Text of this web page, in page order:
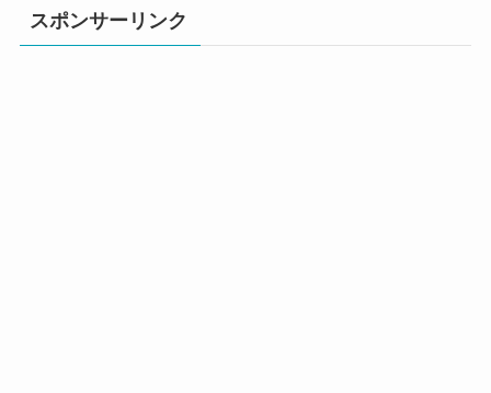
スポンサーリンク